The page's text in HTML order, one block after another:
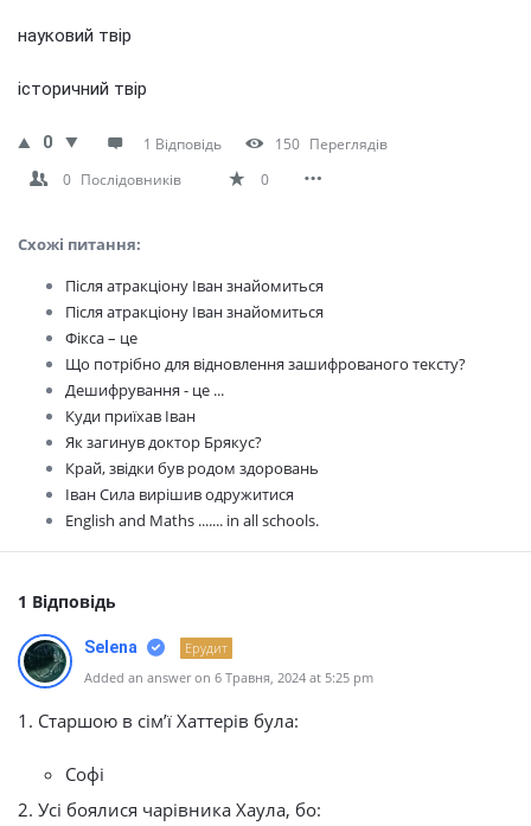
науковий твір
історичний твір
0 1 Відповідь 150 Переглядів
0 Послідовників 0
Схожі питання:
Після атракціону Іван знайомиться
Після атракціону Іван знайомиться
Фікса – це
Що потрібно для відновлення зашифрованого тексту?
Дешифрування - це ...
Куди приїхав Іван
Як загинув доктор Брякус?
Край, звідки був родом здоровань
Іван Сила вирішив одружитися
English and Maths ....... in all schools.
1 Відповідь
Selena
Ерудит
Added an answer on 6 Травня, 2024 at 5:25 pm
1. Старшою в сім’ї Хаттерів була:
Софі
2. Усі боялися чарівника Хаула, бо: